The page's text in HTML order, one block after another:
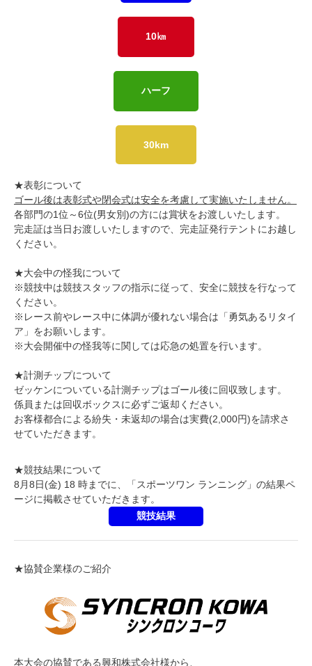
10㎞
ハーフ
30km
★表彰について
ゴール後は表彰式や閉会式は安全を考慮して実施いたしません。
各部門の1位～6位(男女別)の方には賞状をお渡しいたします。
完走証は当日お渡しいたしますので、完走証発行テントにお越し
ください。
★大会中の怪我について
※競技中は競技スタッフの指示に従って、安全に競技を行なって
ください。
※ レース前やレース中に体調が優れない場合は「勇気あるリタイ
ア」をお願いします。
※大会開催中の怪我等に関しては応急の処置を行います。
★計測チップについて
ゼッケンについている計測チップはゴール後に回収致します。
係員または回収ボックスに必ずご返却ください。
お客様都合による紛失・未返却の場合は実費(2,000円)を請求さ
せていただきます。
★競技結果について
8月8日(金) 18 時までに、「スポーツワン ランニング」の結果ペ
ージに掲載させていただきます。
競技結果
★協賛企業様のご紹介
本大会の協賛である興和株式会社様から、